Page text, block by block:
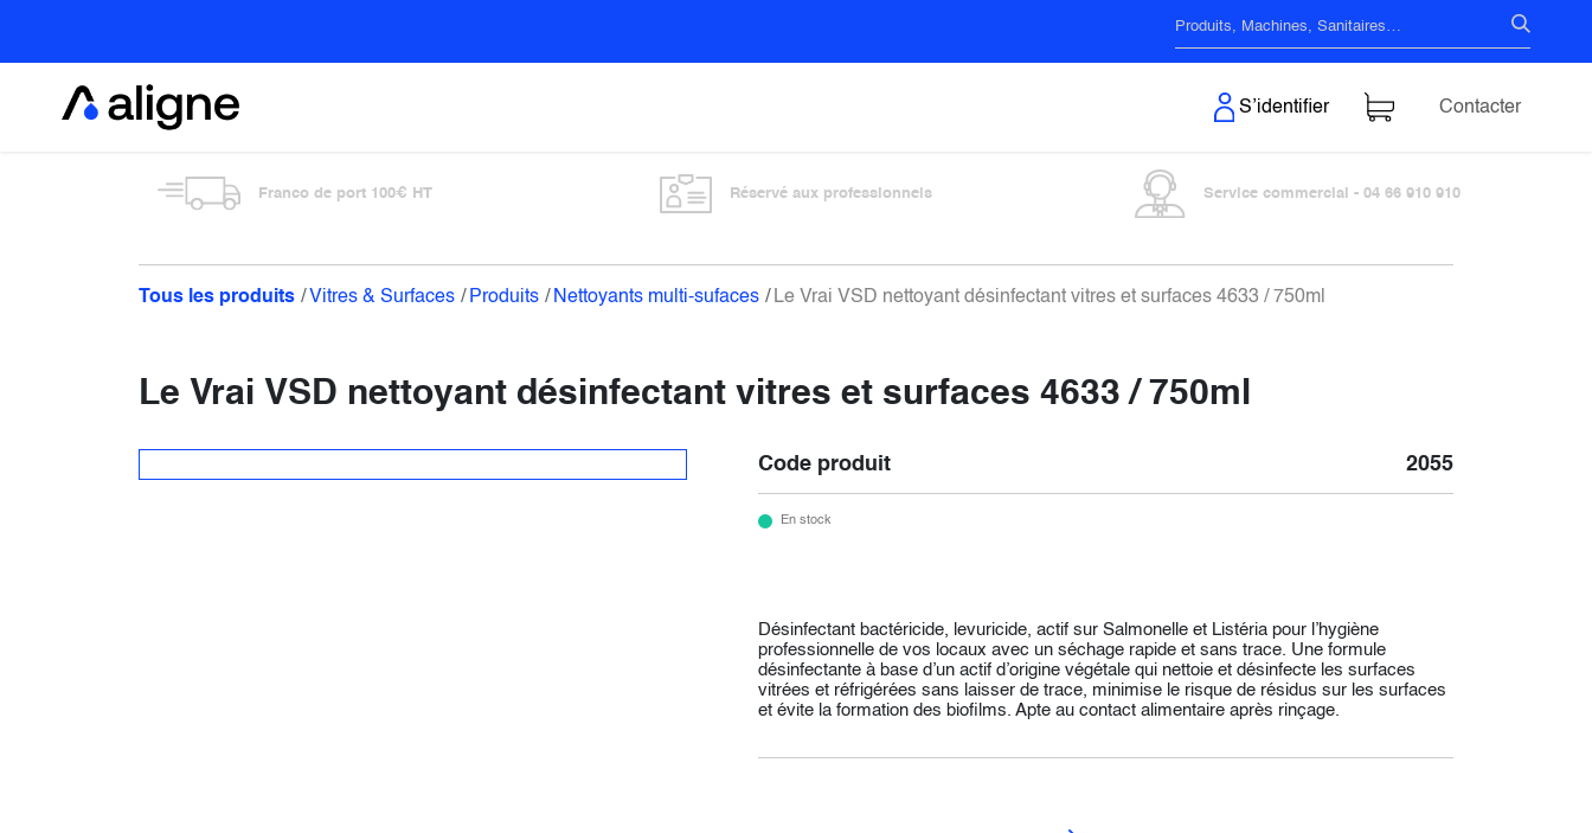
S’identifier Contacter
Franco de port 100€ HT Réservé aux professionnels Service commercial - 04 66 910 910
Tous les produits Vitres & Surfaces Produits Nettoyants multi-sufaces Le Vrai VSD nettoyant désinfectant vitres et surfaces 4633 / 750ml
Le Vrai VSD nettoyant désinfectant vitres et surfaces 4633 / 750ml
Code produit 2055
En stock
Désinfectant bactéricide, levuricide, actif sur Salmonelle et Listéria pour l’hygiène
professionnelle de vos locaux avec un séchage rapide et sans trace. Une formule
désinfectante à base d’un actif d’origine végétale qui nettoie et désinfecte les surfaces
vitrées et réfrigérées sans laisser de trace, minimise le risque de résidus sur les surfaces
et évite la formation des biofilms. Apte au contact alimentaire après rinçage.